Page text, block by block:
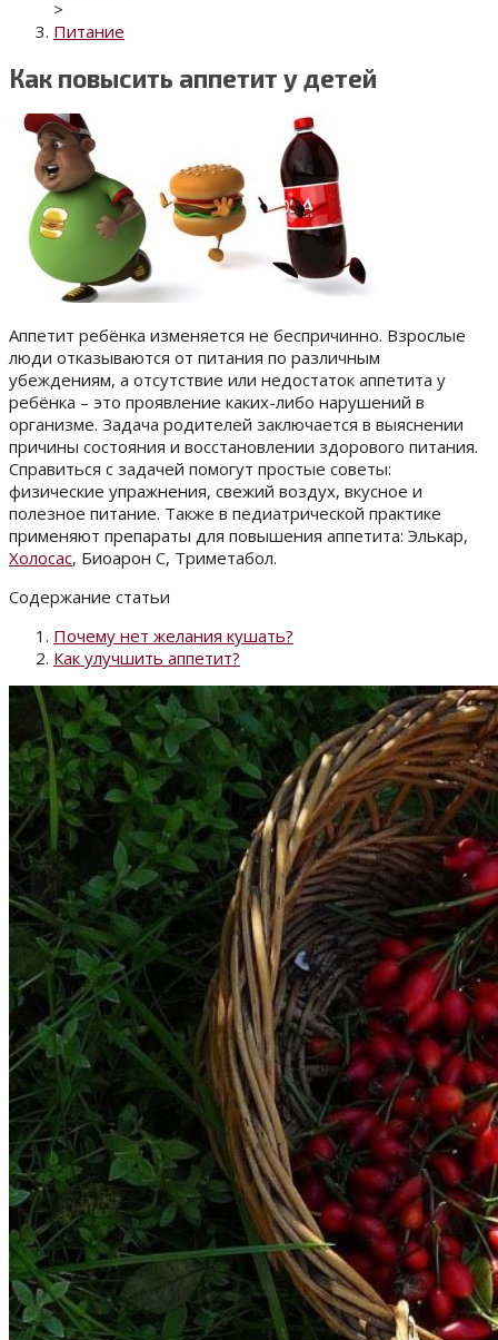
>
Питание
Как повысить аппетит у детей
Аппетит ребёнка изменяется не беспричинно. Взрослые
люди отказываются от питания по различным
убеждениям, а отсутствие или недостаток аппетита у
ребёнка – это проявление каких-либо нарушений в
организме. Задача родителей заключается в выяснении
причины состояния и восстановлении здорового питания.
Справиться с задачей помогут простые советы:
физические упражнения, свежий воздух, вкусное и
полезное питание. Также в педиатрической практике
применяют препараты для повышения аппетита: Элькар,
Холосас, Биоарон С, Триметабол.
Содержание статьи
Почему нет желания кушать?
Как улучшить аппетит?